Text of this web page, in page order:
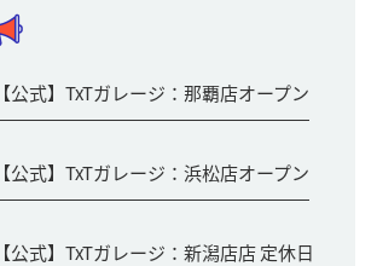
【公式】TxTガレージ：那覇店オープン
【公式】TxTガレージ：浜松店オープン
【公式】TxTガレージ：新潟店店 定休日